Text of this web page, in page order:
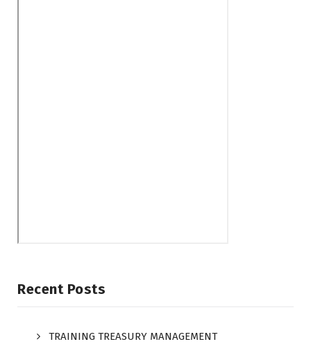
Recent Posts
TRAINING TREASURY MANAGEMENT